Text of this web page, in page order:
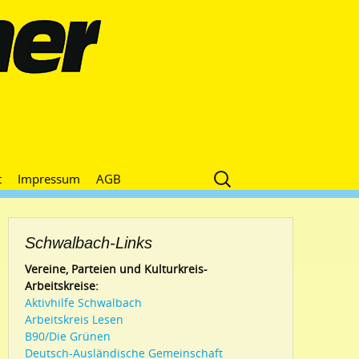
Impressum AGB
Suche
nach:
Schwalbach-Links
Vereine, Parteien und Kulturkreis-
Arbeitskreise:
Aktivhilfe Schwalbach
Arbeitskreis Lesen
B90/Die Grünen
Deutsch-Ausländische Gemeinschaft